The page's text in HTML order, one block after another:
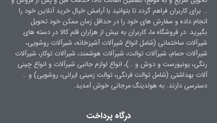
… برای کاربران فراهم گردد تا بتوانید با آرامش خیال خرید آنلاین خود را
انجام داده و سفارش های خود را در حداقل زمان ممکن خود تحویل
بگیرید. در فروشگاه ما، کاربران به بیش از هزاران قلم کالا در دسته های
شیرآلات ساختمانی (شامل انواع شیرآلات آشپزخانه، شیرآلات روشویی،
شیرآلات حمام، شیرآلات توالت، شیرآلات هوشمند، شیرآلات توکار، شیرآلات
رنگی، یونیورست و دوش و …)، انواع لوازم جانبی شیرآلات و انواع چینی
آلات بهداشتی (شامل توالت فرنگی، توالت زمینی ایرانی، روشویی) و …
دسترسی دارند. به هولدینگ مرجانی خوش آمدید.
درگاه پرداخت